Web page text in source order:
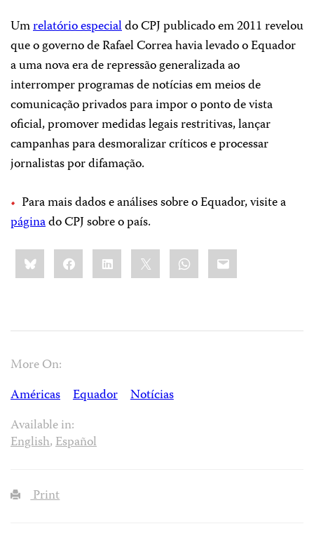
Umrelatório especialdo CPJ publicado em 2011 revelou
que o governo de Rafael Correa havia levado o Equador
a uma nova era de repressão generalizada ao
interromper programas de notícias em meios de
comunicação privados para impor o ponto de vista
oficial, promover medidas legais restritivas, lançar
campanhas para desmoralizar críticos e processar
jornalistas por difamação.
Para mais dados e análises sobre o Equador, visite a
páginado CPJ sobre o país.
Share
this:BlueskyFacebookLinkedIn WhatsApp
Email
More On:
Américas
Equador
Notícias
Available in:
English,Español
Print